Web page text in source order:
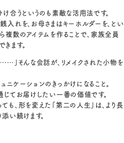
け合うというのも素敵な活用法です。
入れを、お母さまはキーホルダーを、とい
複数のアイテムを作ることで、家族全員
ます。
」そんな会話が、リメイクされた小物を
ニケーションのきっかけになること。
じてお届けしたい一番の価値です。
も、形を変えた「第二の人生」は、より長
い続けます。